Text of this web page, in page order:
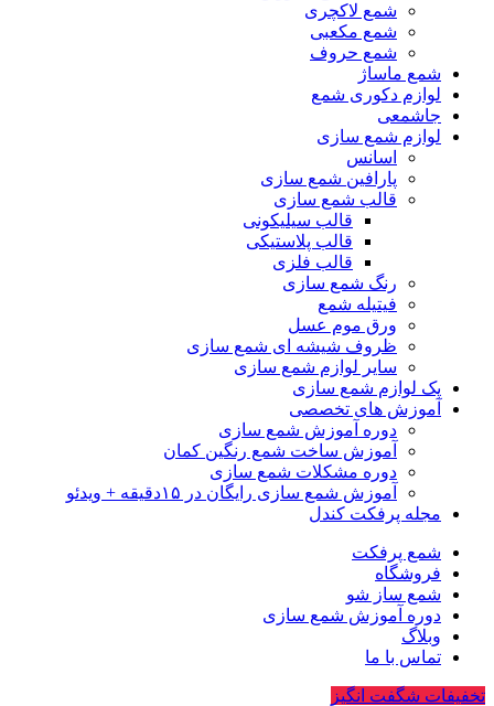
شمع لاکچری
شمع مکعبی
شمع حروف
شمع ماساژ
لوازم دکوری شمع
جاشمعی
لوازم شمع سازی
اسانس
پارافین شمع سازی
قالب شمع سازی
قالب سیلیکونی
قالب پلاستیکی
قالب فلزی
رنگ شمع سازی
فیتیله شمع
ورق موم عسل
ظروف شیشه ای شمع سازی
سایر لوازم شمع سازی
پک لوازم شمع سازی
آموزش های تخصصی
دوره آموزش شمع سازی
آموزش ساخت شمع رنگین کمان
دوره مشکلات شمع سازی
آموزش شمع سازی رایگان در ۱۵دقیقه + ویدئو
مجله پرفکت کندل
شمع پرفکت
فروشگاه
شمع ساز شو
دوره آموزش شمع سازی
وبلاگ
تماس با ما
تخفیفات شگفت انگیز